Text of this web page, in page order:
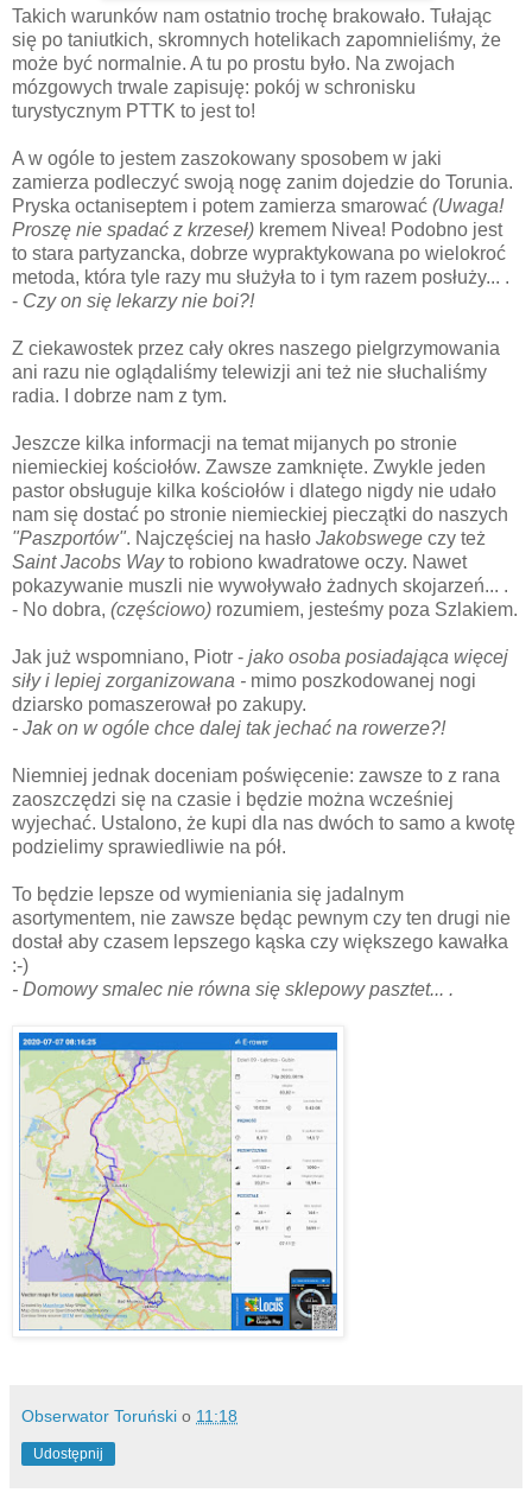
Takich warunków nam ostatnio trochę brakowało. Tułając
się po taniutkich, skromnych hotelikach zapomnieliśmy, że
może być normalnie. A tu po prostu było. Na zwojach
mózgowych trwale zapisuję: pokój w schronisku
turystycznym PTTK to jest to!
A w ogóle to jestem zaszokowany sposobem w jaki
zamierza podleczyć swoją nogę zanim dojedzie do Torunia.
Pryska octaniseptem i potem zamierza smarować (Uwaga!
Proszę nie spadać z krzeseł) kremem Nivea! Podobno jest
to stara partyzancka, dobrze wypraktykowana po wielokroć
metoda, która tyle razy mu służyła to i tym razem posłuży... .
- Czy on się lekarzy nie boi?!
Z ciekawostek przez cały okres naszego pielgrzymowania
ani razu nie oglądaliśmy telewizji ani też nie słuchaliśmy
radia. I dobrze nam z tym.
Jeszcze kilka informacji na temat mijanych po stronie
niemieckiej kościołów. Zawsze zamknięte. Zwykle jeden
pastor obsługuje kilka kościołów i dlatego nigdy nie udało
nam się dostać po stronie niemieckiej pieczątki do naszych
"Paszportów". Najczęściej na hasło Jakobswege czy też
Saint Jacobs Wayto robiono kwadratowe oczy. Nawet
pokazywanie muszli nie wywoływało żadnych skojarzeń... .
- No dobra, (częściowo) rozumiem, jesteśmy poza Szlakiem.
Jak już wspomniano, Piotr - jako osoba posiadająca więcej
siły i lepiej zorganizowana - mimo poszkodowanej nogi
dziarsko pomaszerował po zakupy.
- Jak on w ogóle chce dalej tak jechać na rowerze?!
Niemniej jednak doceniam poświęcenie: zawsze to z rana
zaoszczędzi się na czasie i będzie można wcześniej
wyjechać. Ustalono, że kupi dla nas dwóch to samo a kwotę
podzielimy sprawiedliwie na pół.
To będzie lepsze od wymieniania się jadalnym
asortymentem, nie zawsze będąc pewnym czy ten drugi nie
dostał aby czasem lepszego kąska czy większego kawałka
:-)
- Domowy smalec nie równa się sklepowy pasztet... .
Obserwator Toruński o 11:18
Udostępnij